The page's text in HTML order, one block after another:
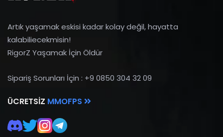
Artık yaşamak eskisi kadar kolay değil, hayatta
kalabiliecekmisin!
RigorZ Yaşamak İçin Öldür
Sipariş Sorunları İçin : +9 0850 304 32 09
ÜCRETSIZ MMOFPS